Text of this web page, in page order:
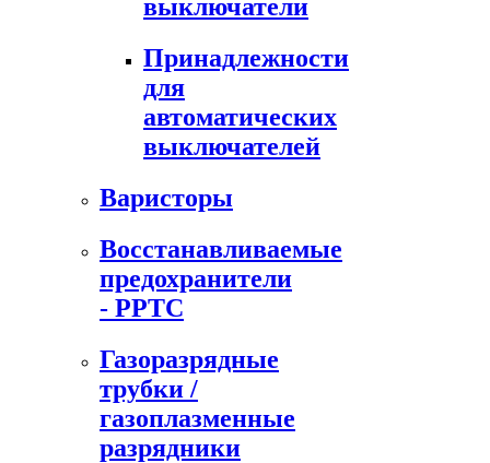
выключатели
Принадлежности
для
автоматических
выключателей
Варисторы
Восстанавливаемые
предохранители
- PPTC
Газоразрядные
трубки /
газоплазменные
разрядники